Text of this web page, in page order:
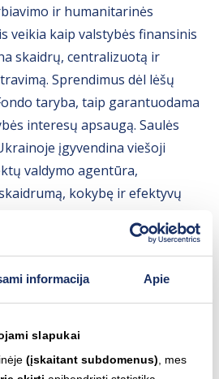
informacija Apie
slapukai
(įskaitant subdomenus) , mes
ir humanitarinės
veikia kaip valstybės finansinis
skaidrų, centralizuotą ir
Sprendimus dėl lėšų
taryba, taip garantuodama
interesų apsaugą. Saulės
įgyvendina viešoji
valdymo agentūra,
kokybę ir efektyvų
įrašai